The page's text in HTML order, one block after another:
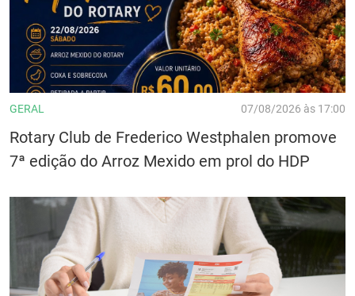
GERAL 07/08/2026 às 17:00
Rotary Club de Frederico Westphalen promove
7ª edição do Arroz Mexido em prol do HDP